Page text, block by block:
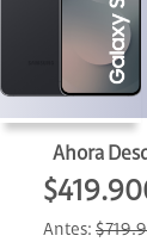
Ahora
Antes: